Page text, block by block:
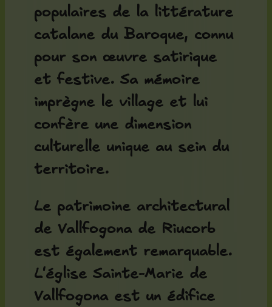
populaires de la littérature
catalane du Baroque, connu
pour son œuvre satirique
et festive. Sa mémoire
imprègne le village et lui
confère une dimension
culturelle unique au sein du
territoire.
Le patrimoine architectural
de Vallfogona de Riucorb
est également remarquable.
L'église Sainte-Marie de
Vallfogonaest un édifice